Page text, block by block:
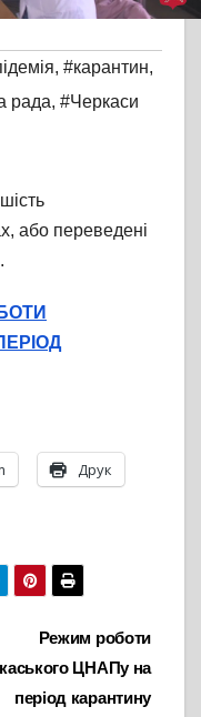
, #карантин,
рада, #Черкаси
або переведені
Друк
Режим роботи
ЦНАПу на
період карантину